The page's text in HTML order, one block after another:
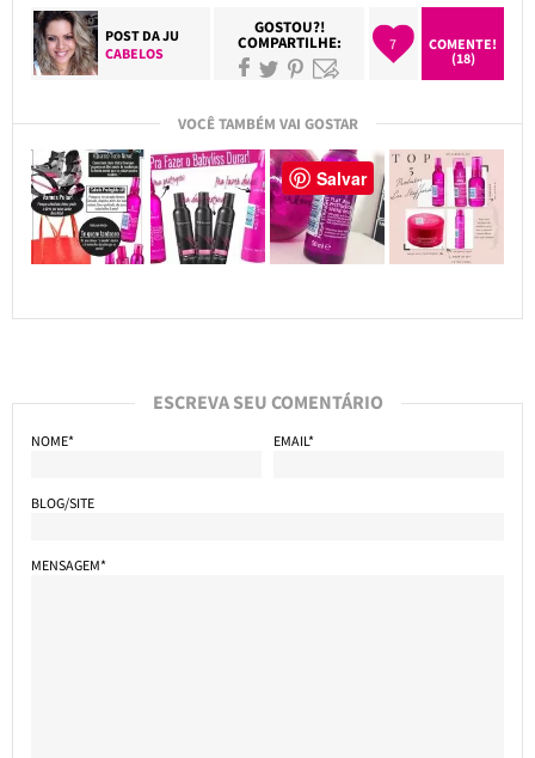
POST DAJU
CABELOS
GOSTOU?!
COMPARTILHE: 7
COMENTE!
(18)
VOCÊ TAMBÉM VAI GOSTAR
ESCREVA SEU COMENTÁRIO
NOME* EMAIL*
BLOG/SITE
MENSAGEM*
Salvar